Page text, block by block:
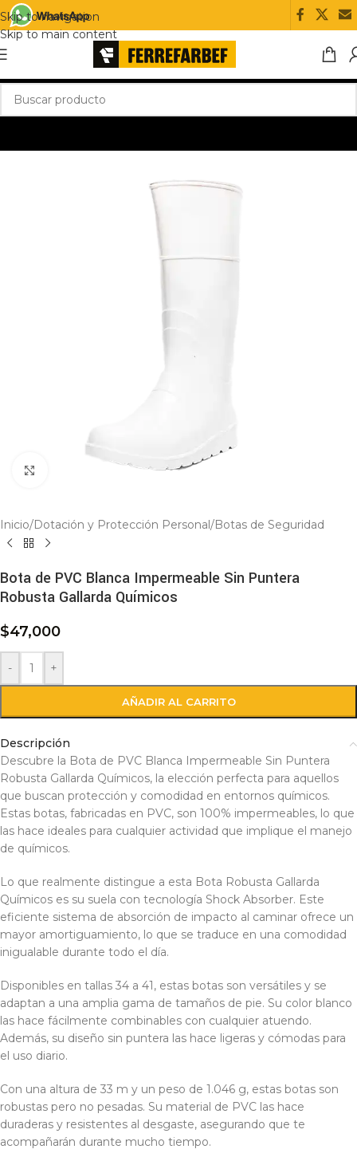
Skip to navigation
Skip to main content
Click to enlarge
Inicio/Dotación y Protección Personal/Botas de Seguridad
Bota de PVC Blanca Impermeable Sin Puntera
Robusta Gallarda Químicos
$47,000
- +
AÑADIR AL CARRITO
Descripción
Descubre la Bota de PVC Blanca Impermeable Sin Puntera
Robusta Gallarda Químicos, la elección perfecta para aquellos
que buscan protección y comodidad en entornos químicos.
Estas botas, fabricadas en PVC, son 100% impermeables, lo que
las hace ideales para cualquier actividad que implique el manejo
de químicos.
Lo que realmente distingue a esta Bota Robusta Gallarda
Químicos es su suela con tecnología Shock Absorber. Este
eficiente sistema de absorción de impacto al caminar ofrece un
mayor amortiguamiento, lo que se traduce en una comodidad
inigualable durante todo el día.
Disponibles en tallas 34 a 41, estas botas son versátiles y se
adaptan a una amplia gama de tamaños de pie. Su color blanco
las hace fácilmente combinables con cualquier atuendo.
Además, su diseño sin puntera las hace ligeras y cómodas para
el uso diario.
Con una altura de 33 m y un peso de 1.046 g, estas botas son
robustas pero no pesadas. Su material de PVC las hace
duraderas y resistentes al desgaste, asegurando que te
acompañarán durante mucho tiempo.